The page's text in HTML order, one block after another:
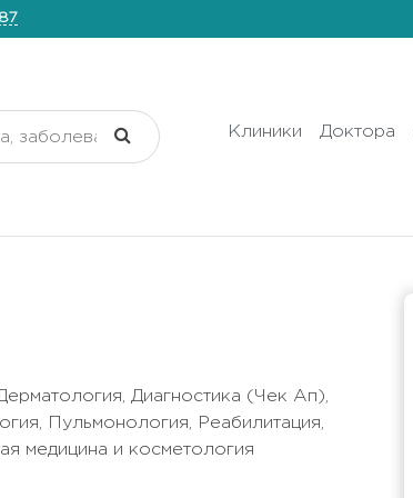
Клиники Доктора
Диагностика (Чек Ап),
Пульмонология, Реабилитация,
медицина и косметология